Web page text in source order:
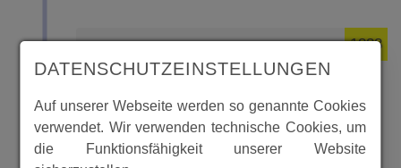
Recess Zusammenführung 1888
von Buechenwerra
1888
DATENSCHUTZEINSTELLUNGEN
Auf unserer Webseite werden so genannte Cookies
verwendet. Wir verwenden technische Cookies, um
die Funktionsfähigkeit unserer Website